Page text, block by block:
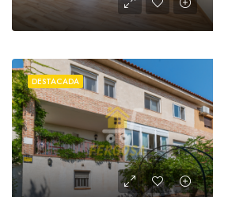
DESTACADA